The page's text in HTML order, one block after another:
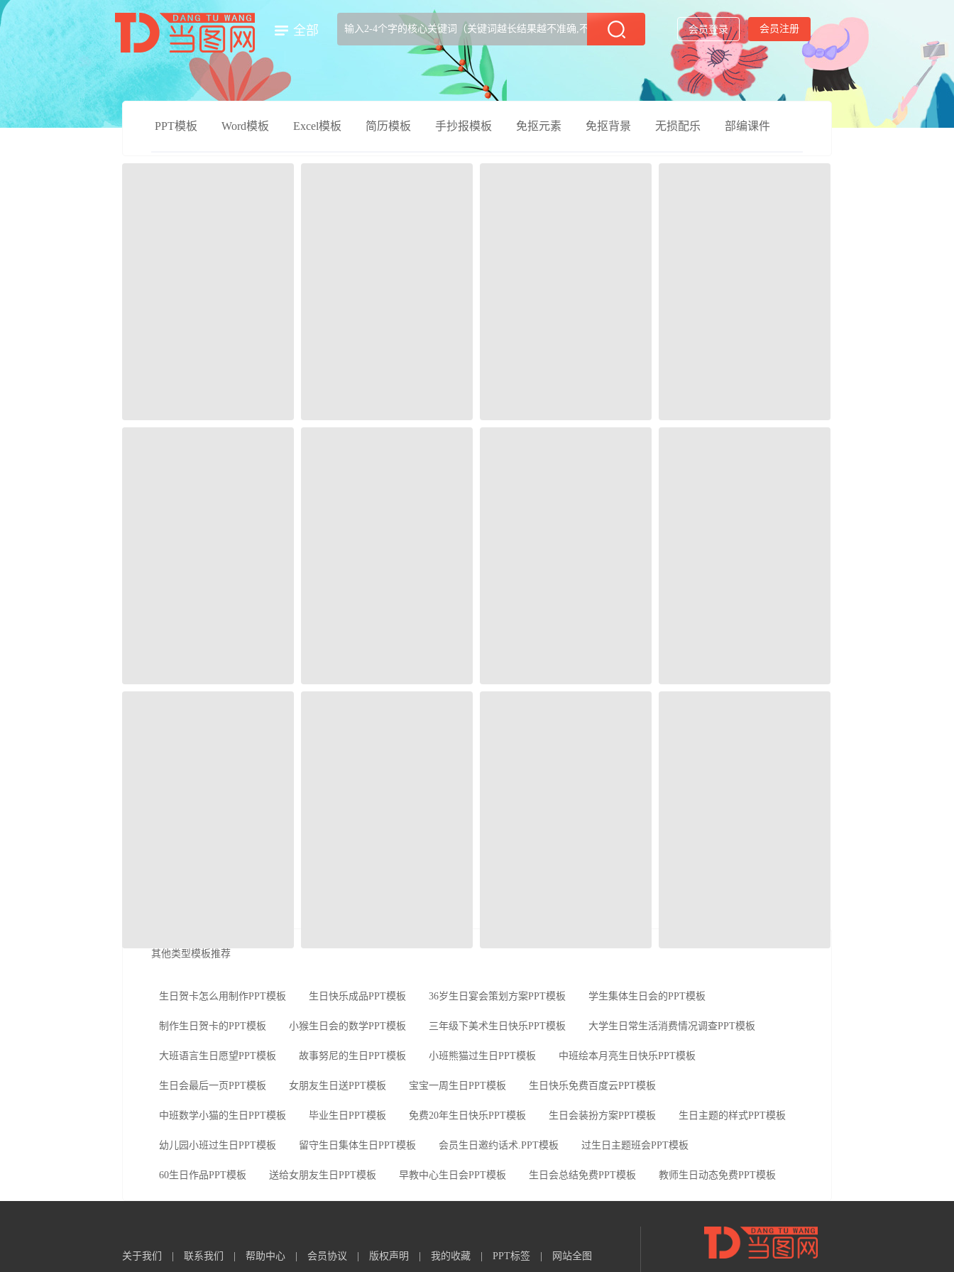
全部 会员登录 会员注册
PPT模板 Word模板 Excel模板 简历模板 手抄报模板 免抠元素 免抠背景 无损配乐 部编课件
其他类型模板推荐
生日贺卡怎么用制作PPT模板 生日快乐成品PPT模板 36岁生日宴会策划方案PPT模板 学生集体生日会的PPT模板
制作生日贺卡的PPT模板 小猴生日会的数学PPT模板 三年级下美术生日快乐PPT模板 大学生日常生活消费情况调查PPT模板
大班语言生日愿望PPT模板 故事努尼的生日PPT模板 小班熊猫过生日PPT模板 中班绘本月亮生日快乐PPT模板
生日会最后一页PPT模板 女朋友生日送PPT模板 宝宝一周生日PPT模板 生日快乐免费百度云PPT模板
中班数学小猫的生日PPT模板 毕业生日PPT模板 免费20年生日快乐PPT模板 生日会装扮方案PPT模板 生日主题的样式PPT模板
幼儿园小班过生日PPT模板 留守生日集体生日PPT模板 会员生日邀约话术.PPT模板 过生日主题班会PPT模板
60生日作品PPT模板 送给女朋友生日PPT模板 早教中心生日会PPT模板 生日会总结免费PPT模板 教师生日动态免费PPT模板
关于我们 联系我们 帮助中心 会员协议 版权声明 我的收藏 PPT标签 网站全图